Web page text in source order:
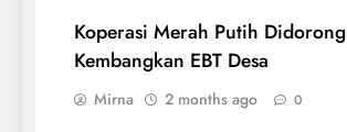
Koperasi Merah Putih Didorong
Kembangkan EBT Desa
Mirna 2 months ago 0